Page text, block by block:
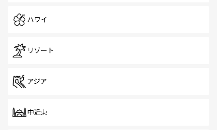
ハワイ
リゾート
アジア
中近東